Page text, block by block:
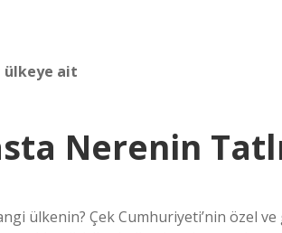
ülkeye ait
Nerenin
ülkenin? Çek Cumhuriyeti’nin özel